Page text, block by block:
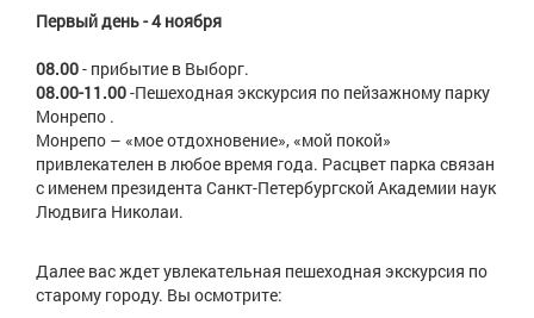
Первый день - 4 ноября
08.00- прибытие в Выборг.
08.00-11.00-Пешеходная экскурсия по пейзажному парку
Монрепо .
Монрепо – «мое отдохновение», «мой покой»
привлекателен в любое время года. Расцвет парка связан
с именем президента Санкт-Петербургской Академии наук
Людвига Николаи.
Далее вас ждет увлекательная пешеходная экскурсия по
старому городу. Вы осмотрите: